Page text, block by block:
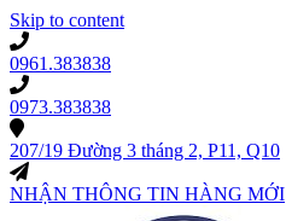
Skip to content
0961.383838
0973.383838
207/19 Đường 3 tháng 2, P11, Q10
NHẬN THÔNG TIN HÀNG MỚI